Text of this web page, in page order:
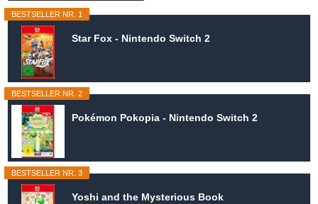
BESTSELLER NR. 1
Star Fox - Nintendo Switch 2
BESTSELLER NR. 2
Pokémon Pokopia - Nintendo Switch 2
BESTSELLER NR. 3
Yoshi and the Mysterious Book